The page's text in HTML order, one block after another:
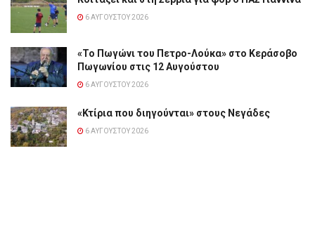
6 ΑΥΓΟΎΣΤΟΥ 2026
«Το Πωγώνι του Πετρο-Λούκα» στο Κεράσοβο
Πωγωνίου στις 12 Αυγούστου
6 ΑΥΓΟΎΣΤΟΥ 2026
«Κτίρια που διηγούνται» στους Νεγάδες
6 ΑΥΓΟΎΣΤΟΥ 2026